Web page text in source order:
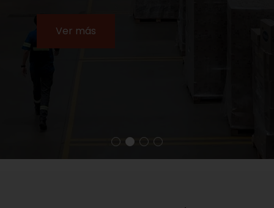
Ver más